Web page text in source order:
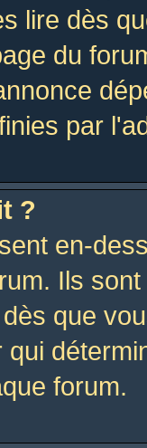
lire dès
du
par
?
en-
Ils
que
forum.